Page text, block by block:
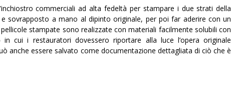
commerciali ad alta fedeltà per stampare i due strati della
sovrapposto a mano al dipinto originale, per poi far aderire con un
stampate sono realizzate con materiali facilmente solubili con
cui i restauratori dovessero riportare alla luce l’opera originale
anche essere salvato come documentazione dettagliata di ciò che è